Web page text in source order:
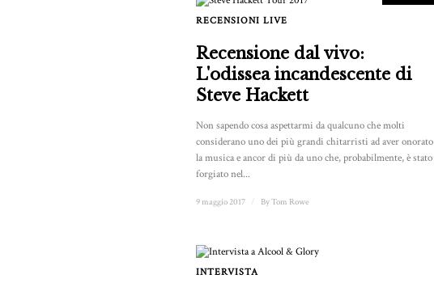
RECENSIONI LIVE
Recensione dal vivo:
L'odissea incandescente di
Steve Hackett
Non sapendo cosa aspettarmi da qualcuno che molti
considerano uno dei più grandi chitarristi ad aver onorato
la musica e ancor di più da uno che, probabilmente, è stato
forgiato nel...
9 maggio 2017 ByTom Rowe
INTERVISTA